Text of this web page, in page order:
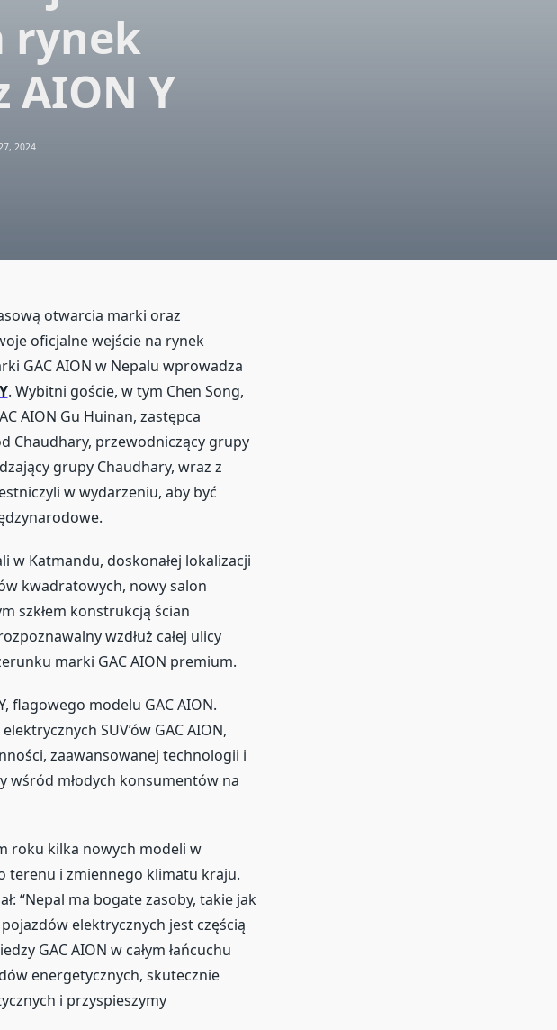
rynek
AION Y
2024
otwarcia marki oraz
oficjalne wejście na rynek
GAC AION w Nepalu wprowadza
. Wybitni goście, w tym Chen Song,
AION Gu Huinan, zastępca
Chaudhary, przewodniczący grupy
grupy Chaudhary, wraz z
w wydarzeniu, aby być
w Katmandu, doskonałej lokalizacji
kwadratowych, nowy salon
szkłem konstrukcją ścian
wzdłuż całej ulicy
marki GAC AION premium.
flagowego modelu GAC AION.
SUV’ów GAC AION,
zaawansowanej technologii i
wśród młodych konsumentów na
roku kilka nowych modeli w
terenu i zmiennego klimatu kraju.
“Nepal ma bogate zasoby, takie jak
elektrycznych jest częścią
GAC AION w całym łańcuchu
energetycznych, skutecznie
i przyspieszymy